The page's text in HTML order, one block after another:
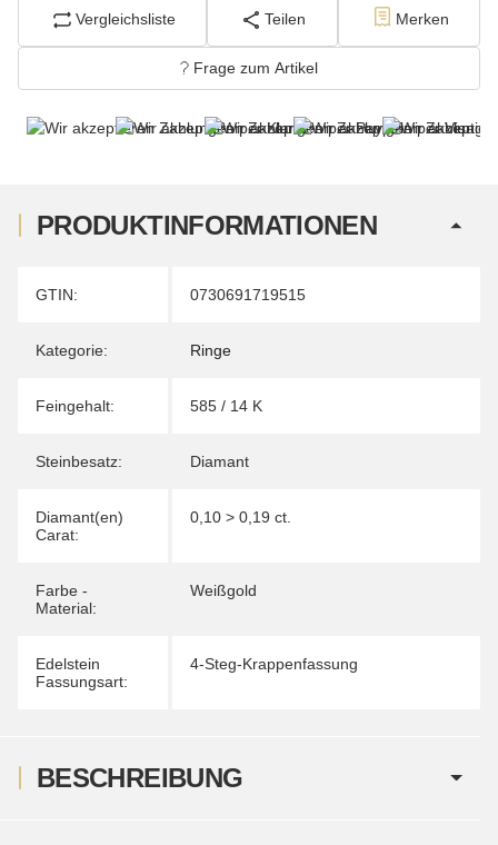
Vergleichsliste Teilen Merken
Frage zum Artikel
PRODUKTINFORMATIONEN
Produkteigenschaft
Wert
GTIN: 0730691719515
Kategorie: Ringe
Feingehalt: 585 / 14 K
Steinbesatz: Diamant
Diamant(en)
Carat:
0,10 > 0,19 ct.
Farbe -
Material:
Weißgold
Edelstein
Fassungsart:
4-Steg-Krappenfassung
BESCHREIBUNG